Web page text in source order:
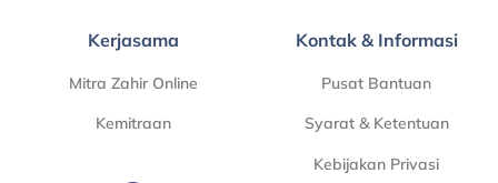
Kerjasama
Mitra Zahir Online
Kemitraan
Kontak & Informasi
Pusat Bantuan
Syarat & Ketentuan
Kebijakan Privasi